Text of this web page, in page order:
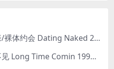
美国纪录片《裸体相亲/裸体约会 Dating Naked 2014-2016》第1-3季全33集 英语中英双字 无水印纯净版 1080P/MKV/85.6G 裸体相亲真人秀
加拿大纪录片《好久不见 Long Time Comin 1993》英语中英双字 官方纯净版 1080P/MKV/1G 女同性艺术家